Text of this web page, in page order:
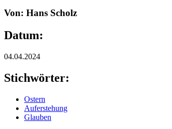
Von: Hans Scholz
Datum:
04.04.2024
Stichwörter:
Ostern
Auferstehung
Glauben